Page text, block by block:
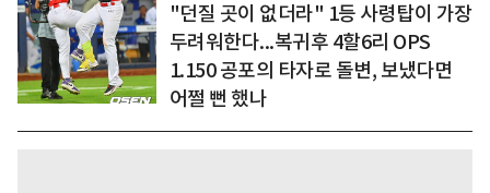
"던질 곳이 없더라" 1등 사령탑이 가장
두려워한다...복귀후 4할6리 OPS
1.150 공포의 타자로 돌변, 보냈다면
어쩔 뻔 했나